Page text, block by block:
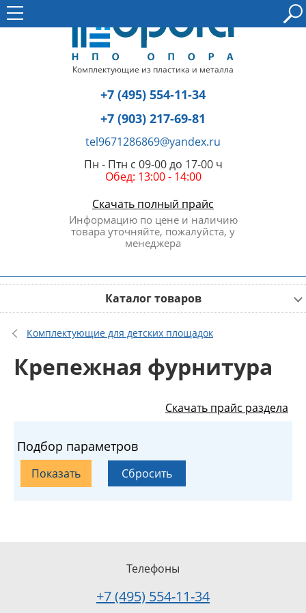
Комплектующие из пластика и металла
+7 (495) 554-11-34
+7 (903) 217-69-81
tel9671286869@yandex.ru
Пн - Птн с 09-00 до 17-00 ч
Обед: 13:00 - 14:00
Скачать полный прайс
Информацию по цене и наличию
товара уточняйте, пожалуйста, у
менеджера
Каталог товаров
Комплектующие для детских площадок
Крепежная фурнитура
Скачать прайс раздела
Подбор параметров
Телефоны
+7 (495) 554-11-34